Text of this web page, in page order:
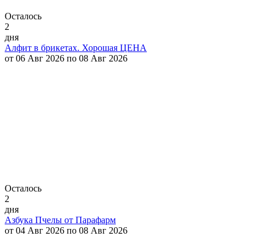
Осталось
2
дня
Алфит в брикетах. Хорошая ЦЕНА
от 06 Авг 2026 по 08 Авг 2026
Осталось
2
дня
Азбука Пчелы от Парафарм
от 04 Авг 2026 по 08 Авг 2026